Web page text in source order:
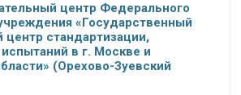
в размер
(см):4.5
TOFA
центр Федерального
«Государственный
центр стандартизации,
в г. Москве и
(Орехово-Зуевский